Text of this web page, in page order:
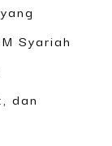
Syariah
dan